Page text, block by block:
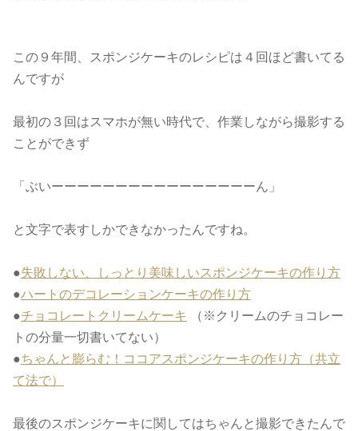
この９年間、スポンジケーキのレシピは４回ほど書いてる
んですが
最初の３回はスマホが無い時代で、作業しながら撮影する
ことができず
「ぶいーーーーーーーーーーーーーーーーん」
と文字で表すしかできなかったんですね。
●失敗しない、しっとり美味しいスポンジケーキの作り方
●ハートのデコレーションケーキの作り方
●チョコレートクリームケーキ
（※クリームのチョコレー
トの分量一切書いてない）
●ちゃんと膨らむ！ココアスポンジケーキの作り方（共立
て法で）
最後のスポンジケーキに関してはちゃんと撮影できたんで